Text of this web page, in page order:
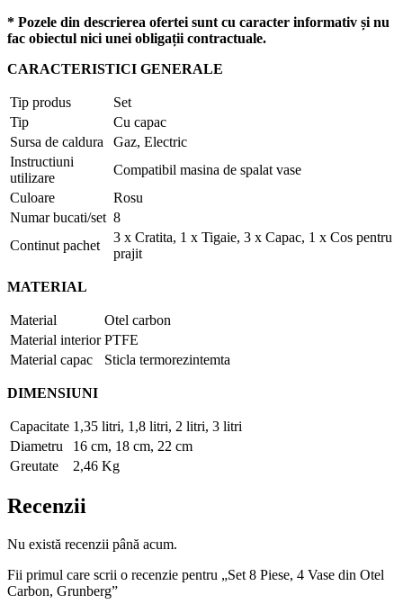
* Pozele din descrierea ofertei sunt cu caracter informativ și nu
fac obiectul nici unei obligații contractuale.
CARACTERISTICI GENERALE
Tip produs
Set
Tip
Cu capac
Sursa de caldura
Gaz, Electric
Instructiuni
utilizare
Compatibil masina de spalat vase
Culoare
Rosu
Numar bucati/set 8
Continut pachet
3 x Cratita, 1 x Tigaie, 3 x Capac, 1 x Cos pentru
prajit
MATERIAL
Material
Otel carbon
Material interior PTFE
Material capac
Sticla termorezintemta
DIMENSIUNI
Capacitate 1,35 litri, 1,8 litri, 2 litri, 3 litri
Diametru
16 cm, 18 cm, 22 cm
Greutate
2,46 Kg
Recenzii
Nu există recenzii până acum.
Fii primul care scrii o recenzie pentru „Set 8 Piese, 4 Vase din Otel
Carbon, Grunberg”